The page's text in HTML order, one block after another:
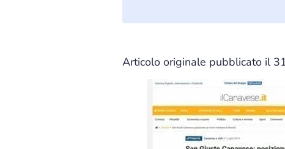
Articolo originale pubblicato il